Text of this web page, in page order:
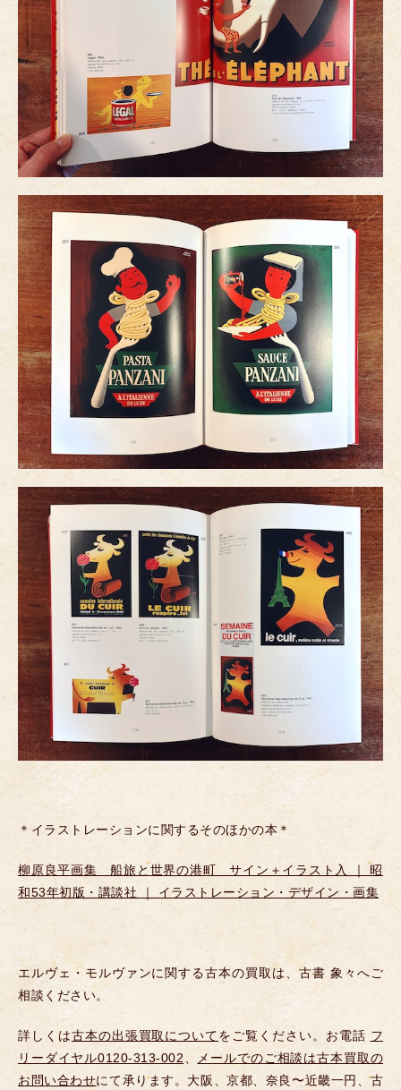
＊イラストレーションに関するそのほかの本＊
柳原良平画集 船旅と世界の港町 サイン＋イラスト入 ｜ 昭
和53年初版・講談社 ｜ イラストレーション・デザイン・画集
エルヴェ・モルヴァンに関する古本の買取は、古書 象々へご
相談ください。
詳しくは古本の出張買取についてをご覧ください。お電話 フ
リーダイヤル0120-313-002、
メールでのご相談は古本買取の
お問い合わせにて承ります。大阪、京都、奈良〜近畿一円、古